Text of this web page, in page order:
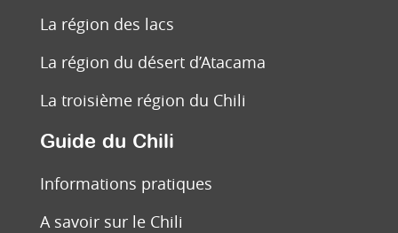
La région des lacs
La région du désert d’Atacama
La troisième région du Chili
Guide du Chili
Informations pratiques
A savoir sur le Chili